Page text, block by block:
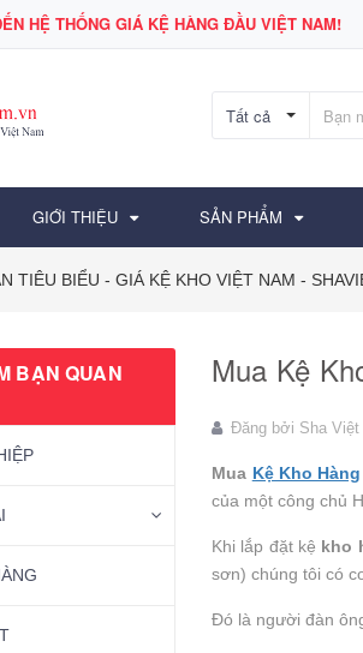
HỆ THỐNG GIÁ KỆ HÀNG ĐẦU VIỆT NAM!
Tất cả
GIỚI THIỆU SẢN PHẨM
TIÊU BIỂU - GIÁ KỆ KHO VIỆT NAM -
Mua Kệ
Đăng bởi Sha Việt
Mua Kệ Kho Hàng
của một công chủ
Khi lắp đặt kệ kho
sơn) chúng tôi có
Đó là người đàn
BẠN QUAN